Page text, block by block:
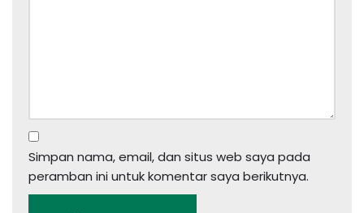
Simpan nama, email, dan situs web saya pada
peramban ini untuk komentar saya berikutnya.